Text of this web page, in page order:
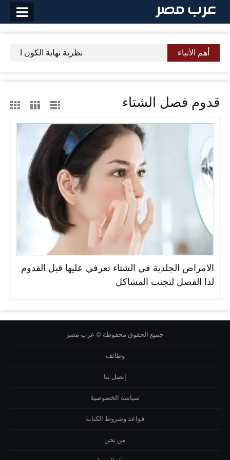
التخطي
أهم الأنباء نظرية نهاية الكون
قدوم فصل الشتاء
الامراض الجلدية في الشتاء تعرفي عليها قبل القدوم
لذا الفصل لتجنب المشاكل
جميع الحقوق محفوظة © عرب مصر
وظائف
إتصل بنا
سياسة الخصوصية
قواعد وشروط الكتابة
من نحن